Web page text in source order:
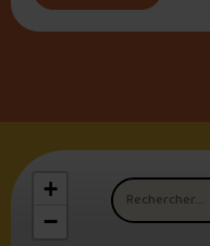
Nom du restaurant
+
−